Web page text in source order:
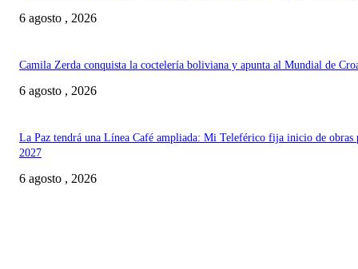
6 agosto , 2026
Camila Zerda conquista la coctelería boliviana y apunta al Mundial de
6 agosto , 2026
La Paz tendrá una Línea Café ampliada: Mi Teleférico fija inicio de obras
2027
6 agosto , 2026